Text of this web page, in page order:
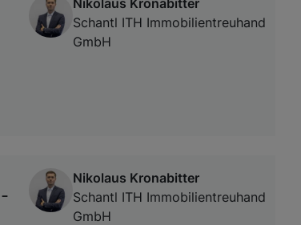
Schantl ITH Immobilientreuhand
GmbH
Nikolaus Kronabitter
Schantl ITH Immobilientreuhand
GmbH